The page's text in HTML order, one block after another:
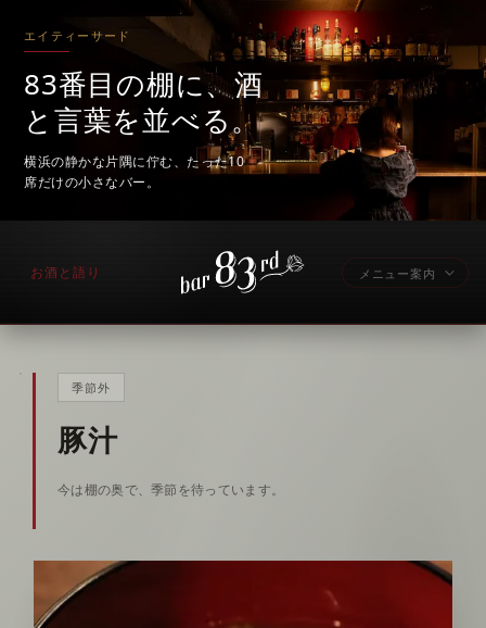
エイティーサード
83番目の棚に、酒
と言葉を並べる。
横浜の静かな片隅に佇む、たった10
席だけの小さなバー。
お酒と語り メニュー案内
季節外
豚汁
今は棚の奥で、季節を待っています。